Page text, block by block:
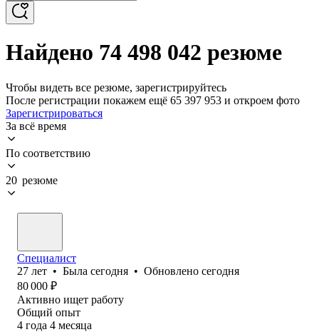
Найдено 74 498 042 резюме
Чтобы видеть все резюме, зарегистрируйтесь
После регистрации покажем ещё 65 397 953 и откроем фото
Зарегистрироваться
За всё время
По соответствию
20 резюме
Специалист
27 лет • Была сегодня • Обновлено сегодня
80 000 ₽
Активно ищет работу
Общий опыт
4 года 4 месяца